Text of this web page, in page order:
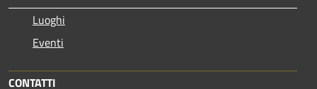
Luoghi
Eventi
CONTATTI